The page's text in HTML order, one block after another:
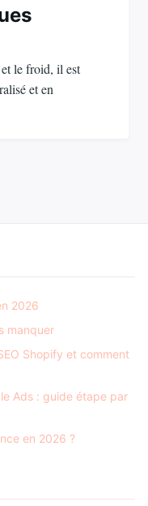
le froid, il est
et en
2026
manquer
Shopify et comment
Ads : guide étape par
en 2026 ?